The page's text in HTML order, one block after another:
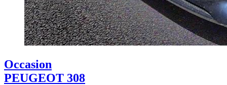
Occasion
PEUGEOT 308